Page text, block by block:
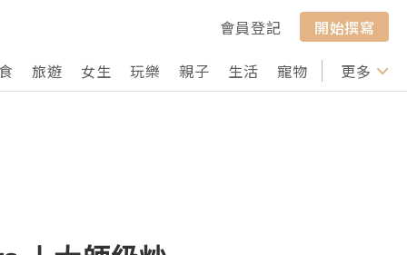
會員登記
開始撰寫
旅遊 女生 玩樂 親子 生活 寵物 行山 打卡
更多